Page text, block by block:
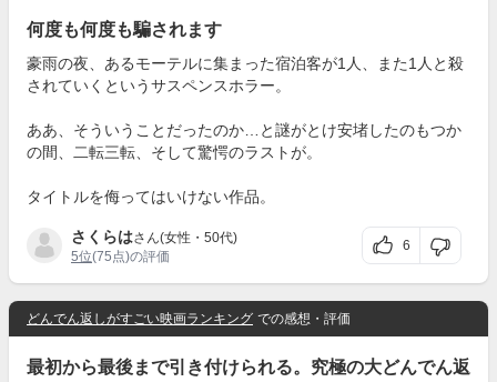
何度も何度も騙されます
豪雨の夜、あるモーテルに集まった宿泊客が1人、また1人と殺
されていくというサスペンスホラー。
ああ、そういうことだったのか…と謎がとけ安堵したのもつか
の間、二転三転、そして驚愕のラストが。
タイトルを侮ってはいけない作品。
さくらはさん(女性・50代)
5位(75点)の評価
6
どんでん返しがすごい映画ランキング での感想・評価
最初から最後まで引き付けられる。究極の大どんでん返